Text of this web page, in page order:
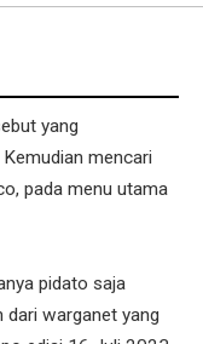
yang
mencari
pada menu utama
pidato saja
dari warganet yang